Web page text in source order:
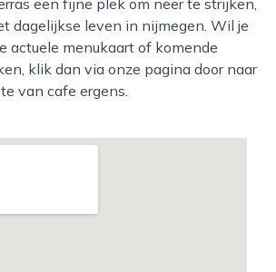
een fijne plek om neer te strijken,
dagelijkse leven in nijmegen. Wil je
actuele menukaart of komende
klik dan via onze pagina door naar
van cafe ergens.